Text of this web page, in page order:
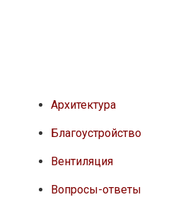
Архитектура
Благоустройство
Вентиляция
Вопросы-ответы